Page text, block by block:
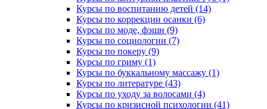
Курсы по воспитанию детей (14)
Курсы по коррекции осанки (6)
Курсы по моде, фэшн (9)
Курсы по социологии (7)
Курсы по покеру (9)
Курсы по гриму (1)
Курсы по буккальному массажу (1)
Курсы по литературе (43)
Курсы по уходу за волосами (4)
Курсы по кризисной психологии (41)